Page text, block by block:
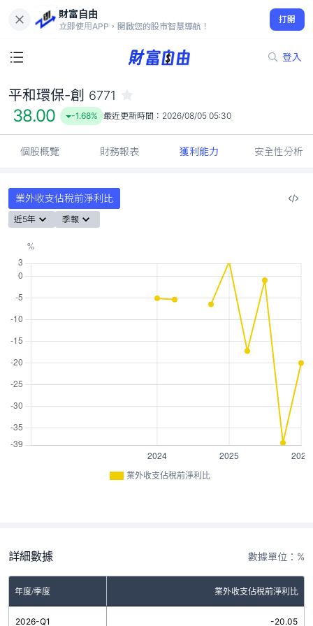
財富自由
立即使用APP，開啟您的股市智慧導航！
打開
登入
38.00
-1.68%
平和環保-創 6771
38.00 -1.68% 最近更新時間： 2026/08/05 05:30
個股概覽 財務報表 獲利能力 安全性分析
業外收支佔稅前淨利比
近5年 季報
業外收支佔稅前淨利比
詳細數據 數據單位：%
年度/季度 業外收支佔稅前淨利比
2026-Q1 -20.05